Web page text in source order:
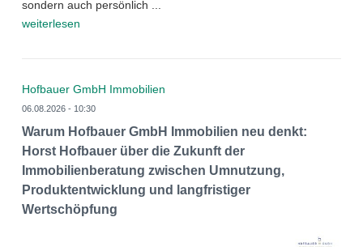
sondern auch persönlich ...
weiterlesen
Hofbauer GmbH Immobilien
06.08.2026 - 10:30
Warum Hofbauer GmbH Immobilien neu denkt:
Horst Hofbauer über die Zukunft der
Immobilienberatung zwischen Umnutzung,
Produktentwicklung und langfristiger
Wertschöpfung